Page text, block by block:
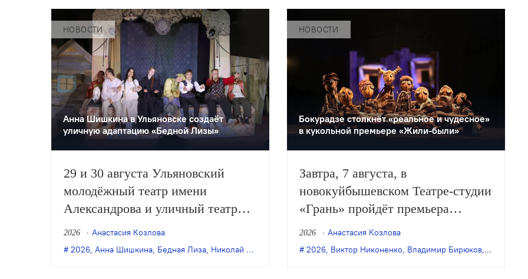
НОВОСТИ
Анна Шишкина в Ульяновске создаëт
уличную адаптацию «Бедной Лизы»
29 и 30 августа Ульяновский
молодёжный театр имени
Александрова и уличный театр
«Странствующие куклы
господина Пэжо» из Санкт-
2026
Анастасия Козлова
2026, Анна Шишкина, Бедная Лиза, Николай Карамзин премьера, ПЭЖО, Ульяновск,Ульяновский молодёжный
НОВОСТИ
Бокурадзе столкнëт «реальное и чудесное»
в кукольной премьере «Жили-были»
Завтра, 7 августа, в
новокуйбышевском Театре-студии
«Грань» пройдёт премьера
спектакля Дениса Бокурадзе
«Жили-были» по пьесе
2026
Анастасия Козлова
2026, Виктор Никоненко, Владимир Бирюков, Грань